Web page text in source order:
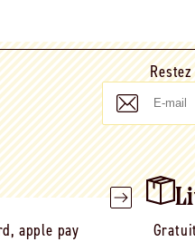
E-
mail
apple pay